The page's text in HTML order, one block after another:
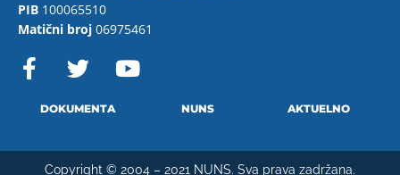
PIB 100065510
Matični broj 06975461
F
a
o
w
t
e
o
b
DOKUMENTA NUNS AKTUELNO
Copyright © 2004 – 2021 NUNS. Sva prava zadržana.